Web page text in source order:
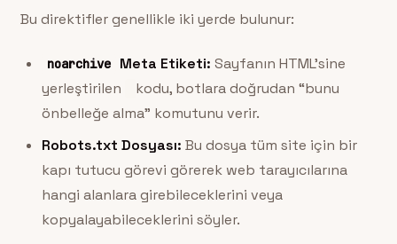
Bu direktifler genellikle iki yerde bulunur:
noarchive Meta Etiketi: Sayfanın HTML’sine
yerleştirilen
kodu, botlara doğrudan “bunu
önbelleğe alma” komutunu verir.
Robots.txt Dosyası: Bu dosya tüm site için bir
kapı tutucu görevi görerek web tarayıcılarına
hangi alanlara girebileceklerini veya
kopyalayabileceklerini söyler.